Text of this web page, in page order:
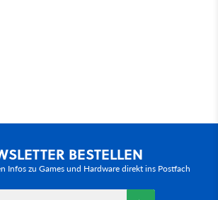
BESTELLEN
Infos zu Games und Hardware direkt ins Postfach